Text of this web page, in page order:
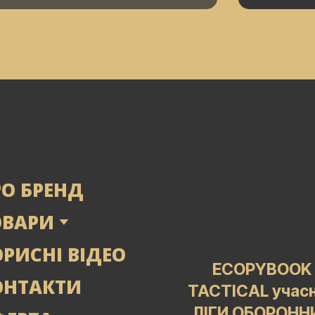
БРЕНД
ВІДЕО
ECOPYBOOK
TACTICAL